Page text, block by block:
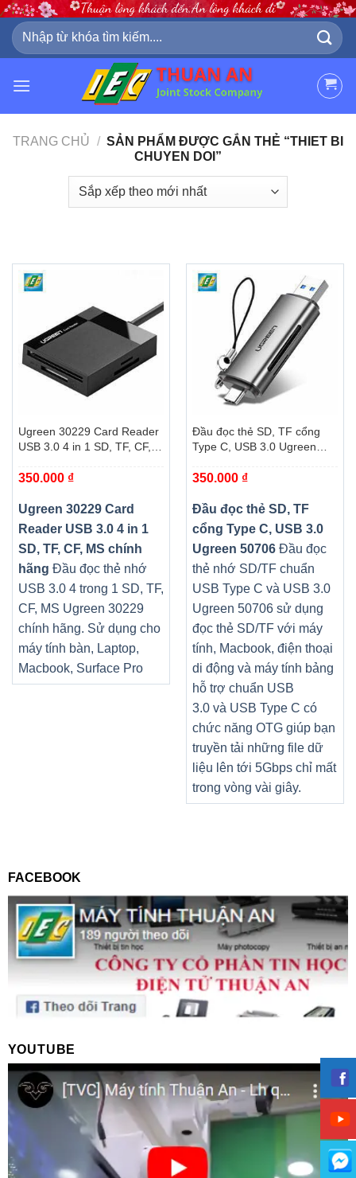
Skip
content
Tìm
kiếm:
TRANG CHỦ / SẢN PHẨM ĐƯỢC GẮN THẺ “THIET BI
CHUYEN DOI”
Ugreen 30229 Card Reader
USB 3.0 4 in 1 SD, TF, CF,
350.000 ₫
Ugreen 30229 Card
Reader USB 3.0 4 in 1
SD, TF, CF, MS chính
hãng Đầu đọc thẻ nhớ
USB 3.0 4 trong 1 SD, TF,
CF, MS Ugreen 30229
chính hãng. Sử dụng cho
máy tính bàn, Laptop,
Macbook, Surface Pro
Đầu đọc thẻ SD, TF cổng
Type C, USB 3.0 Ugreen
350.000 ₫
Đầu đọc thẻ SD, TF
cổng Type C, USB 3.0
Ugreen 50706Đầu đọc
thẻ nhớ SD/TF chuẩn
USB Type C và USB 3.0
Ugreen 50706 sử dụng
đọc thẻ SD/TF với máy
tính, Macbook, điện thoại
di động và máy tính bảng
hỗ trợ chuẩn USB
3.0 và USB Type C có
chức năng OTG giúp bạn
truyền tải những file dữ
liệu lên tới 5Gbps chỉ mất
trong vòng vài giây.
FACEBOOK
YOUTUBE